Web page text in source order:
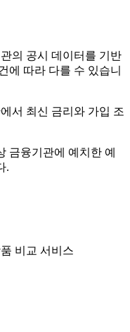
의 공시 데이터를 기반
에 따라 다를 수 있습니
서 최신 금리와 가입 조
금융기관에 예치한 예
.
비교 서비스